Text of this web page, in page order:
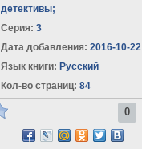
детективы;
Серия: 3
Дата добавления: 2016-10-22
Язык книги: Русский
Кол-во страниц: 84
0